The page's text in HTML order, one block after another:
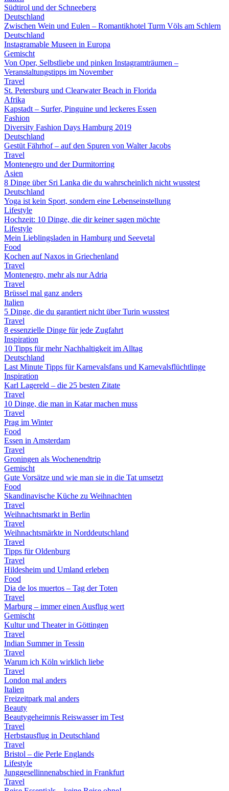
Südtirol und der Schneeberg
Deutschland
Zwischen Wein und Eulen – Romantikhotel Turm Völs am Schlern
Deutschland
Instagramable Museen in Europa
Gemischt
Von Oper, Selbstliebe und pinken Instagramträumen –
Veranstaltungstipps im November
Travel
St. Petersburg und Clearwater Beach in Florida
Afrika
Kapstadt – Surfer, Pinguine und leckeres Essen
Fashion
Diversity Fashion Days Hamburg 2019
Deutschland
Gestüt Fährhof – auf den Spuren von Walter Jacobs
Travel
Montenegro und der Durmitorring
Asien
8 Dinge über Sri Lanka die du wahrscheinlich nicht wusstest
Deutschland
Yoga ist kein Sport, sondern eine Lebenseinstellung
Lifestyle
Hochzeit: 10 Dinge, die dir keiner sagen möchte
Lifestyle
Mein Lieblingsladen in Hamburg und Seevetal
Food
Kochen auf Naxos in Griechenland
Travel
Montenegro, mehr als nur Adria
Travel
Brüssel mal ganz anders
Italien
5 Dinge, die du garantiert nicht über Turin wusstest
Travel
8 essenzielle Dinge für jede Zugfahrt
Inspiration
10 Tipps für mehr Nachhaltigkeit im Alltag
Deutschland
Last Minute Tipps für Karnevalsfans und Karnevalsflüchtlinge
Inspiration
Karl Lagereld – die 25 besten Zitate
Travel
10 Dinge, die man in Katar machen muss
Travel
Prag im Winter
Food
Essen in Amsterdam
Travel
Groningen als Wochenendtrip
Gemischt
Gute Vorsätze und wie man sie in die Tat umsetzt
Food
Skandinavische Küche zu Weihnachten
Travel
Weihnachtsmarkt in Berlin
Travel
Weihnachtsmärkte in Norddeutschland
Travel
Tipps für Oldenburg
Travel
Hildesheim und Umland erleben
Food
Dia de los muertos – Tag der Toten
Travel
Marburg – immer einen Ausflug wert
Gemischt
Kultur und Theater in Göttingen
Travel
Indian Summer in Tessin
Travel
Warum ich Köln wirklich liebe
Travel
London mal anders
Italien
Freizeitpark mal anders
Beauty
Beautygeheimnis Reiswasser im Test
Travel
Herbstausflug in Deutschland
Travel
Bristol – die Perle Englands
Lifestyle
Junggesellinnenabschied in Frankfurt
Travel